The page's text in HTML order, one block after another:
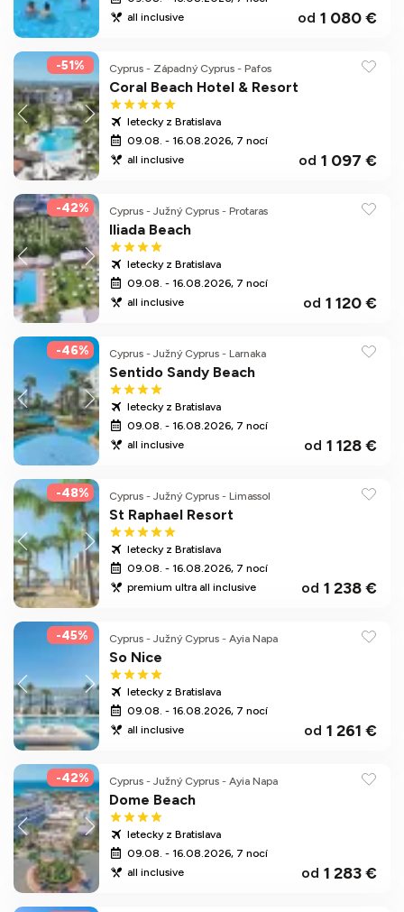
all inclusive
1 080 €
od
-51% Cyprus - Západný Cyprus - Pafos
Coral Beach Hotel & Resort
letecky z Bratislava
09.08. - 16.08.2026, 7 nocí
all inclusive
1 097 €
od
-42% Cyprus - Južný Cyprus - Protaras
Iliada Beach
letecky z Bratislava
09.08. - 16.08.2026, 7 nocí
all inclusive
1 120 €
od
-46% Cyprus - Južný Cyprus - Larnaka
Sentido Sandy Beach
letecky z Bratislava
09.08. - 16.08.2026, 7 nocí
all inclusive
1 128 €
od
-48% Cyprus - Južný Cyprus - Limassol
St Raphael Resort
letecky z Bratislava
09.08. - 16.08.2026, 7 nocí
premium ultra all inclusive
1 238 €
od
-45% Cyprus - Južný Cyprus - Ayia Napa
So Nice
letecky z Bratislava
09.08. - 16.08.2026, 7 nocí
all inclusive
1 261 €
od
-42% Cyprus - Južný Cyprus - Ayia Napa
Dome Beach
letecky z Bratislava
09.08. - 16.08.2026, 7 nocí
all inclusive
1 283 €
od